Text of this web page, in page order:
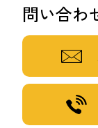
問い合わ